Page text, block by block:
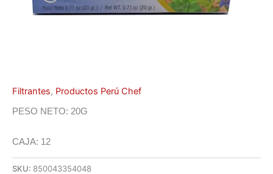
Filtrantes, Productos Perú Chef
PESO NETO: 20G
CAJA: 12
SKU: 850043354048